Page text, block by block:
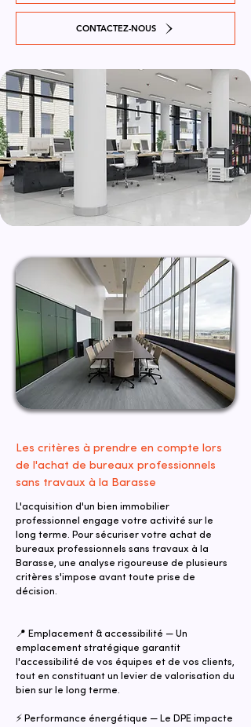
CONTACTEZ-NOUS
Les critères à prendre en compte lors
de l'achat de bureaux professionnels
sans travaux à la Barasse
L'acquisition d'un bien immobilier
professionnel engage votre activité sur le
long terme. Pour sécuriser votre achat de
bureaux professionnels sans travaux à la
Barasse, une analyse rigoureuse de plusieurs
critères s'impose avant toute prise de
décision.
📍 Emplacement & accessibilité — Un
emplacement stratégique garantit
l'accessibilité de vos équipes et de vos clients,
tout en constituant un levier de valorisation du
bien sur le long terme.
⚡ Performance énergétique — Le DPE impacte